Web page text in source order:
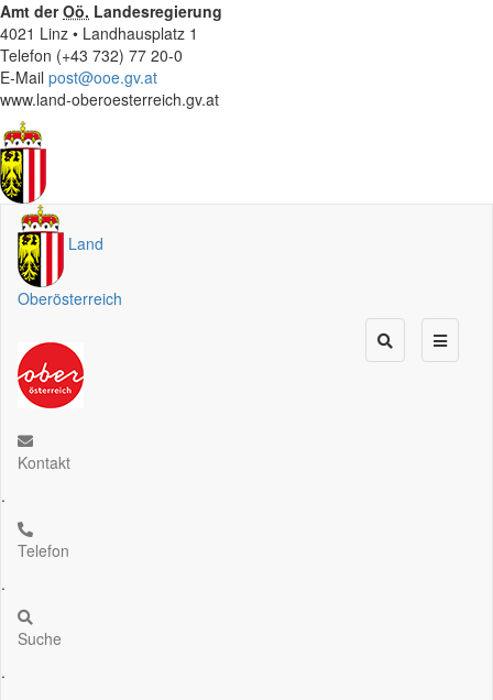
Amt derOö. Landesregierung
4021 Linz • Landhausplatz 1
Telefon (+43 732) 77 20-0
E-Mail post@ooe.gv.at
www.land-oberoesterreich.gv.at
Land
Oberösterreich
Kontakt
.
Telefon
.
Suche
.